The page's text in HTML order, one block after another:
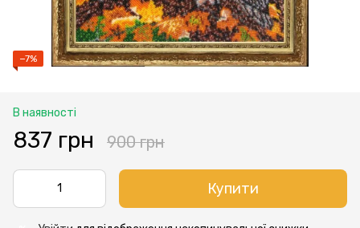
−7%
В наявності
837 грн 900 грн
Купити